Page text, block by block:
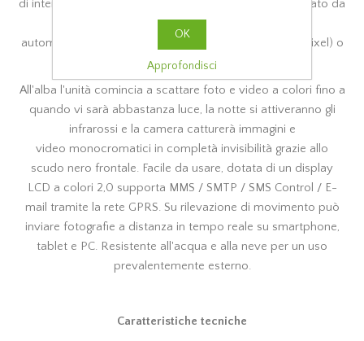
di interesse. Grazie ad infrarosso passivo (PIR) controllato da
un sensore di movimento, la camera cattura
automaticamente immagini di alta qualità (fino a 14M pixel) o
video clip record 1080p HD (WVGA o QVGA).
All'alba l'unità comincia a scattare foto e video a colori fino a
quando vi sarà abbastanza luce, la notte si attiveranno gli
infrarossi e la camera catturerà immagini e
video monocromatici in completà invisibilità grazie allo
scudo nero frontale. Facile da usare, dotata di un display
LCD a colori 2,0 supporta MMS / SMTP / SMS Control / E-
mail tramite la rete GPRS. Su rilevazione di movimento può
inviare fotografie a distanza in tempo reale su smartphone,
tablet e PC. Resistente all'acqua e alla neve per un uso
prevalentemente esterno.
Caratteristiche tecniche
OK
Approfondisci